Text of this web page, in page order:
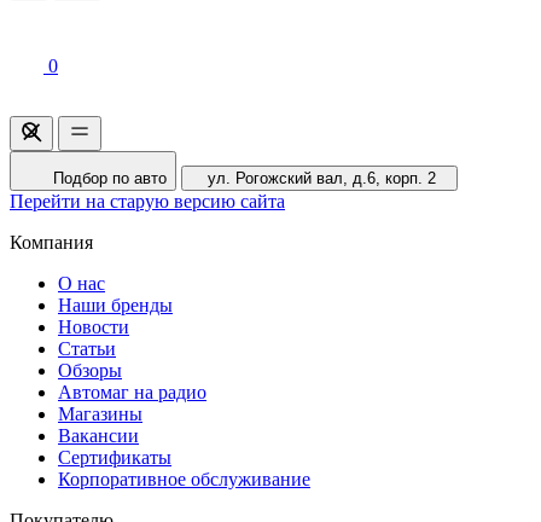
0
Подбор по авто ул. Рогожский вал, д.6, корп. 2
Перейти на старую версию сайта
Компания
О нас
Наши бренды
Новости
Статьи
Обзоры
Автомаг на радио
Магазины
Вакансии
Сертификаты
Корпоративное обслуживание